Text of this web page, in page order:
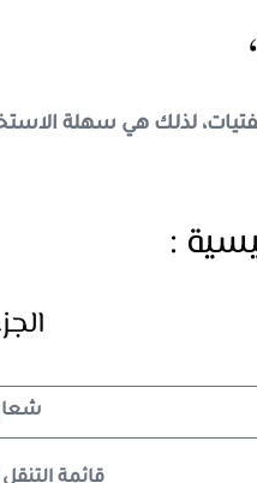
لذلك هي سهلة
:
قائمة